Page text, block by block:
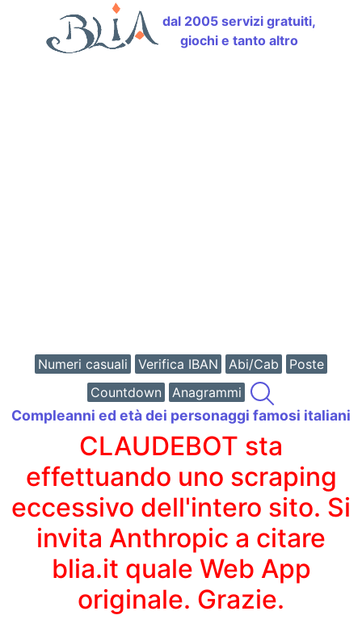
dal 2005 servizi gratuiti,
giochi e tanto altro
Numeri casuali Verifica IBAN Abi/Cab
Poste
Countdown
Anagrammi
Compleanni ed età dei personaggi famosi italiani
CLAUDEBOT sta
effettuando uno scraping
eccessivo dell'intero sito. Si
invita Anthropic a citare
blia.it quale Web App
originale. Grazie.